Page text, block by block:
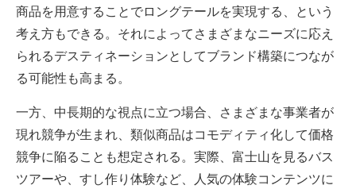
商品を用意することでロングテールを実現する、という
考え方もできる。それによってさまざまなニーズに応え
られるデスティネーションとしてブランド構築につなが
る可能性も高まる。
一方、中長期的な視点に立つ場合、さまざまな事業者が
現れ競争が生まれ、類似商品はコモディティ化して価格
競争に陥ることも想定される。実際、富士山を見るバス
ツアーや、すし作り体験など、人気の体験コンテンツに